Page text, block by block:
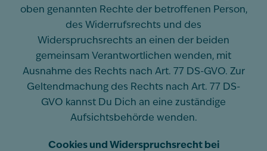
oben genannten Rechte der betroffenen Person,
des Widerrufsrechts und des
Widerspruchsrechts an einen der beiden
gemeinsam Verantwortlichen wenden, mit
Ausnahme des Rechts nach Art. 77 DS-GVO. Zur
Geltendmachung des Rechts nach Art. 77 DS-
GVO kannst Du Dich an eine zuständige
Aufsichtsbehörde wenden.
Cookies und Widerspruchsrecht bei